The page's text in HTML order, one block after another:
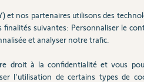
et nos partenaires utilisons des
suivantes: Personnaliser le
et analyser notre trafic.
droit à la confidentialité et vous
l'utilisation de certains types de